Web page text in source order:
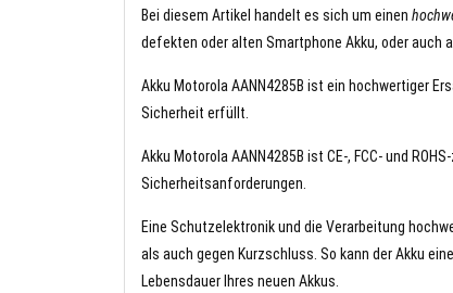
Bei diesem Artikel handelt es sich um einen
defekten oder alten Smartphone Akku, oder
Akku Motorola AANN4285B ist ein hochwertiger
Sicherheit erfüllt.
Akku Motorola AANN4285B ist CE-, FCC- und
Sicherheitsanforderungen.
Eine Schutzelektronik und die Verarbeitung
als auch gegen Kurzschluss. So kann der Akku
Lebensdauer Ihres neuen Akkus.